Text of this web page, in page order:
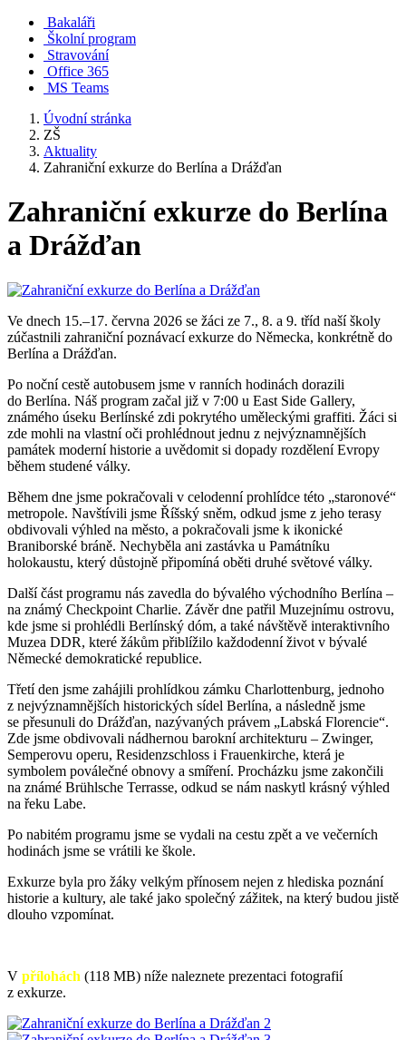
Bakaláři
Školní program
Stravování
Office 365
MS Teams
Úvodní stránka
ZŠ
Aktuality
Zahraniční exkurze do Berlína a Drážďan
Zahraniční exkurze do Berlína
a Drážďan
Ve dnech 15.–17. června 2026 se žáci ze 7., 8. a 9. tříd naší školy
zúčastnili zahraniční poznávací exkurze do Německa, konkrétně do
Berlína a Drážďan.
Po noční cestě autobusem jsme v ranních hodinách dorazili
do Berlína. Náš program začal již v 7:00 u East Side Gallery,
známého úseku Berlínské zdi pokrytého uměleckými graffiti. Žáci si
zde mohli na vlastní oči prohlédnout jednu z nejvýznamnějších
památek moderní historie a uvědomit si dopady rozdělení Evropy
během studené války.
Během dne jsme pokračovali v celodenní prohlídce této „staronové“
metropole. Navštívili jsme Říšský sněm, odkud jsme z jeho terasy
obdivovali výhled na město, a pokračovali jsme k ikonické
Braniborské bráně. Nechyběla ani zastávka u Památníku
holokaustu, který důstojně připomíná oběti druhé světové války.
Další část programu nás zavedla do bývalého východního Berlína –
na známý Checkpoint Charlie. Závěr dne patřil Muzejnímu ostrovu,
kde jsme si prohlédli Berlínský dóm, a také návštěvě interaktivního
Muzea DDR, které žákům přiblížilo každodenní život v bývalé
Německé demokratické republice.
Třetí den jsme zahájili prohlídkou zámku Charlottenburg, jednoho
z nejvýznamnějších historických sídel Berlína, a následně jsme
se přesunuli do Drážďan, nazývaných právem „Labská Florencie“.
Zde jsme obdivovali nádhernou barokní architekturu – Zwinger,
Semperovu operu, Residenzschloss i Frauenkirche, která je
symbolem poválečné obnovy a smíření. Procházku jsme zakončili
na známé Brühlsche Terrasse, odkud se nám naskytl krásný výhled
na řeku Labe.
Po nabitém programu jsme se vydali na cestu zpět a ve večerních
hodinách jsme se vrátili ke škole.
Exkurze byla pro žáky velkým přínosem nejen z hlediska poznání
historie a kultury, ale také jako společný zážitek, na který budou jistě
dlouho vzpomínat.
V přílohách (118 MB) níže naleznete prezentaci fotografií
z exkurze.